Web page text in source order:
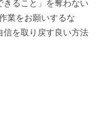
きること」を奪わない
業をお願いするな
信を取り戻す良い方法